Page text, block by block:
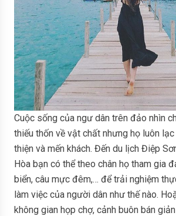
Cuộc sống của ngư dân trên đảo nhìn
thiếu thốn về vật chất nhưng họ luôn lạc
thiện và mến khách. Đến du lịch Điệp
Hòa bạn có thể theo chân họ tham gia
biển, câu mực đêm,… để trải nghiệm
làm việc của người dân như thế nào.
không gian họp chợ, cảnh buôn bán